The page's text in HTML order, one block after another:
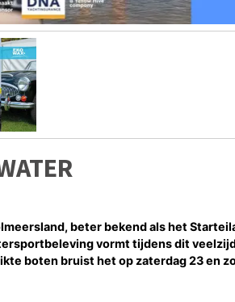
beter bekend als het
vormt tijdens dit
boten bruist het op zaterdag 23 en